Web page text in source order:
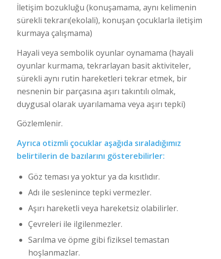
İletişim bozukluğu (konuşamama, aynı kelimenin
sürekli tekrarı(ekolali), konuşan çocuklarla iletişim
kurmaya çalışmama)
Hayali veya sembolik oyunlar oynamama (hayali
oyunlar kurmama, tekrarlayan basit aktiviteler,
sürekli aynı rutin hareketleri tekrar etmek, bir
nesnenin bir parçasına aşırı takıntılı olmak,
duygusal olarak uyarılamama veya aşırı tepki)
Gözlemlenir.
Ayrıca otizmli çocuklar aşağıda sıraladığımız
belirtilerin de bazılarını gösterebilirler:
Göz teması ya yoktur ya da kısıtlıdır.
Adı ile seslenince tepki vermezler.
Aşırı hareketli veya hareketsiz olabilirler.
Çevreleri ile ilgilenmezler.
Sarılma ve öpme gibi fiziksel temastan
hoşlanmazlar.